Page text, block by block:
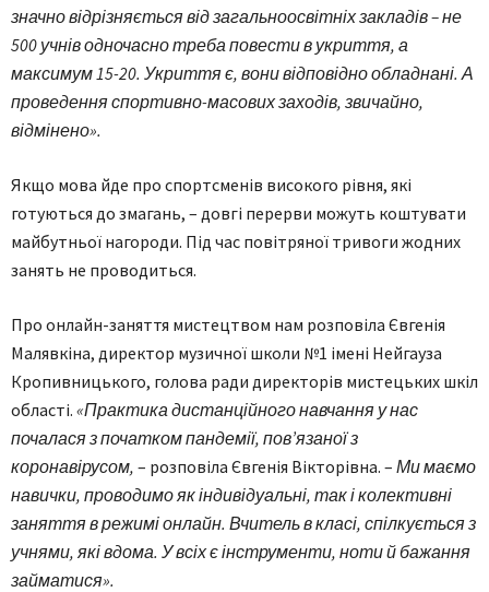
значно відрізняється від загальноосвітніх закладів – не
500 учнів одночасно треба повести в укриття, а
максимум 15-20. Укриття є, вони відповідно обладнані. А
проведення спортивно-масових заходів, звичайно,
відмінено».
Якщо мова йде про спортсменів високого рівня, які
готуються до змагань, – довгі перерви можуть коштувати
майбутньої нагороди. Під час повітряної тривоги жодних
занять не проводиться.
Про онлайн-заняття мистецтвом нам розповіла Євгенія
Малявкіна, директор музичної школи №1 імені Нейгауза
Кропивницького, голова ради директорів мистецьких шкіл
області. «Практика дистанційного навчання у нас
почалася з початком пандемії, пов’язаної з
коронавірусом, – розповіла Євгенія Вікторівна. – Ми маємо
навич­ки, проводимо як індивідуальні, так і колективні
заняття в режимі онлайн. Вчитель в класі, спілкується з
учнями, які вдома. У всіх є інструменти, ноти й бажання
займатися».